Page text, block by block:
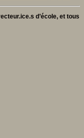
d’école, et tous